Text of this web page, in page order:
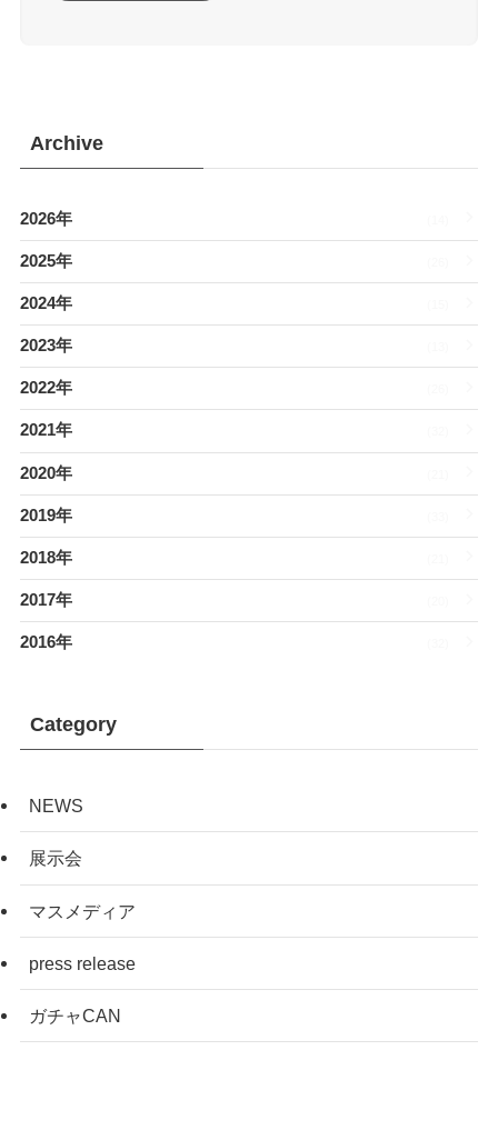
Archive
2026年
2025年
2024年
2023年
2022年
2021年
2020年
2019年
2018年
2017年
2016年
Category
NEWS
展示会
マスメディア
press release
ガチャCAN